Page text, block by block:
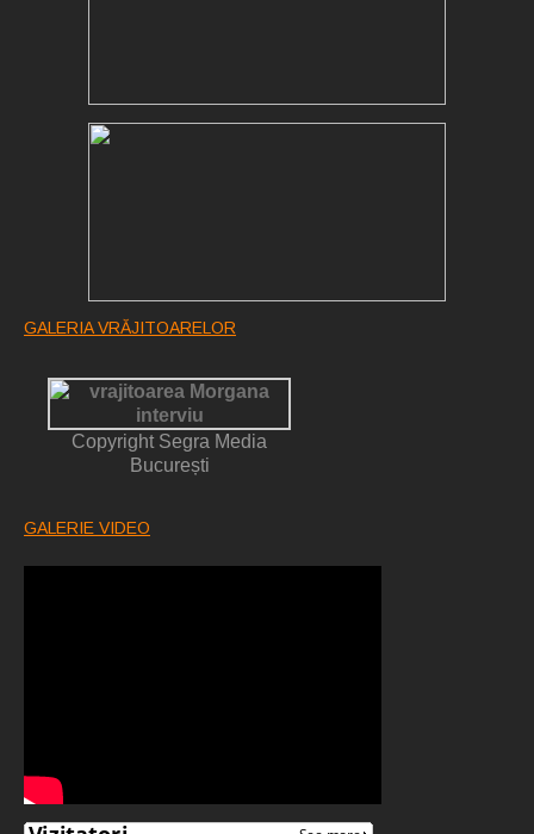
GALERIA VRĂJITOARELOR
Copyright Segra Media
București
GALERIE VIDEO